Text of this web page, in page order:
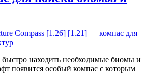
быстро находить необходимые биомы и
появится особый компас с которым